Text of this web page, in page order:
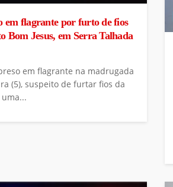
em flagrante por furto de fios
Bom Jesus, em Serra Talhada
em flagrante na madrugada
(5), suspeito de furtar fios da